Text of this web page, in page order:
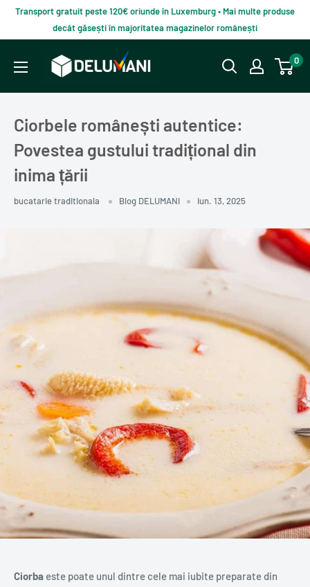
continut
Transport gratuit peste 120€ oriunde în Luxemburg • Mai multe produse
decât găsești în majoritatea magazinelor românești
Delumani
Magazin
online
0
Ciorbele românești autentice:
Povestea gustului tradițional din
inima țării
bucatarie traditionala Blog DELUMANI iun. 13, 2025
Ciorba este poate unul dintre cele mai iubite preparate din